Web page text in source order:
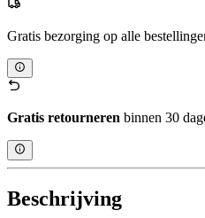
Gratis bezorging op alle
Gratis retourneren binnen 30
Beschrijving